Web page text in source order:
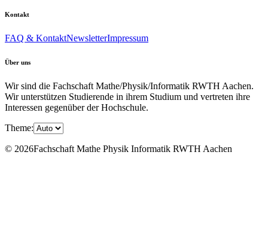
Kontakt
FAQ & KontaktNewsletterImpressum
Über uns
Wir sind die Fachschaft Mathe/Physik/Informatik RWTH Aachen.
Wir unterstützen Studierende in ihrem Studium und vertreten ihre
Interessen gegenüber der Hochschule.
Theme:
© 2026Fachschaft Mathe Physik Informatik RWTH Aachen